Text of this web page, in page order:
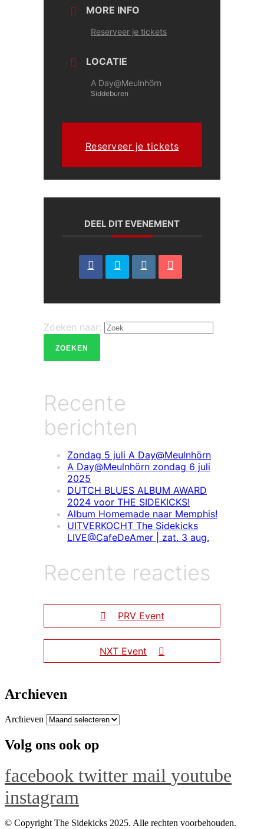
MORE INFO
Reserveer je tickets
LOCATIE
A Day@Meulnhörn
Siddeburen
Reserveer je tickets
DEEL DIT EVENEMENT
Zoeken naar:
ZOEKEN
Recente
berichten
Zondag 5 juli A Day@Meulnhörn
A Day@Meulnhörn zondag 6 juli
2025
DUTCH BLUES ALBUM AWARD
2024 voor THE SIDEKICKS!
Album Homemade naar Memphis!
UITVERKOCHT The Sidekicks
LIVE@CafeDeAmer | zat. 3 aug.
Recente reacties
PRV Event
NXT Event
Archieven
Archieven
Volg ons ook op
facebook twitter mail youtube
instagram
© Copyright The Sidekicks 2025. Alle rechten voorbehouden.